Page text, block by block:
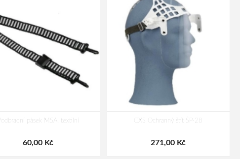
Podbradní pásek MSA, textilní
60,00 Kč
CXS Ochranný štít ŠP-28
271,00 Kč